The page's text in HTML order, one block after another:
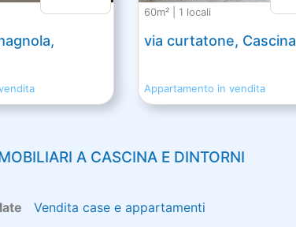
60m² | 1 locali
via curtatone, Cascina
Appartamento in vendita
A CASCINA E DINTORNI
Vendita case e appartamenti